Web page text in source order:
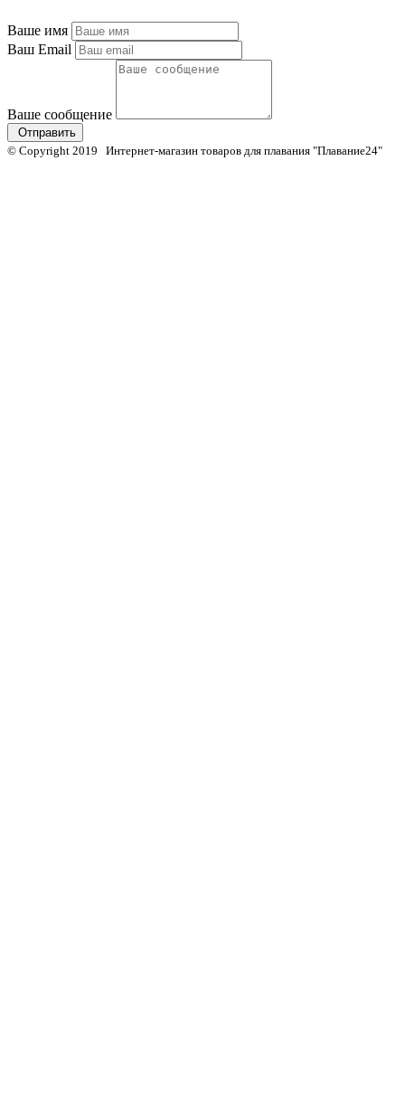
Ваше имя
Ваш Email
Ваше сообщение
Отправить
© Copyright 2019 Интернет-магазин товаров для плавания "Плавание24"